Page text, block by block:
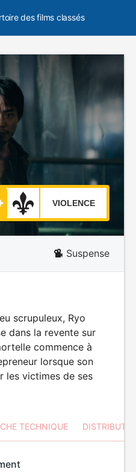
des films classés
VIOLENCE
Suspense
scrupuleux, Ryo
dans la revente sur
commence à
lorsque son
les victimes de ses
TECHNIQUE